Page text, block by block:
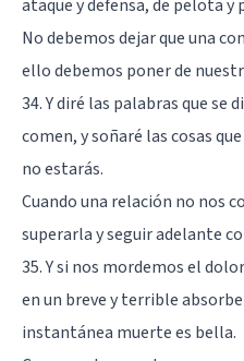
ataque y defensa, de pelota y
No debemos dejar que una
ello debemos poner de
34. Y diré las palabras que se
comen, y soñaré las cosas
no estarás.
Cuando una relación no nos
superarla y seguir adelante
35. Y si nos mordemos el
en un breve y terrible
instantánea muerte es bella.